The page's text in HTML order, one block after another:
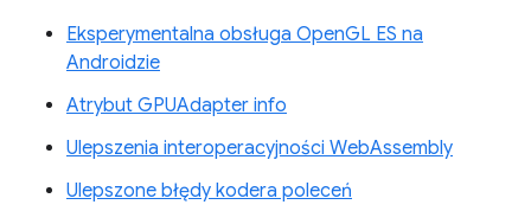
Eksperymentalna obsługa OpenGL ES na
Androidzie
Atrybut GPUAdapter info
Ulepszenia interoperacyjności WebAssembly
Ulepszone błędy kodera poleceń